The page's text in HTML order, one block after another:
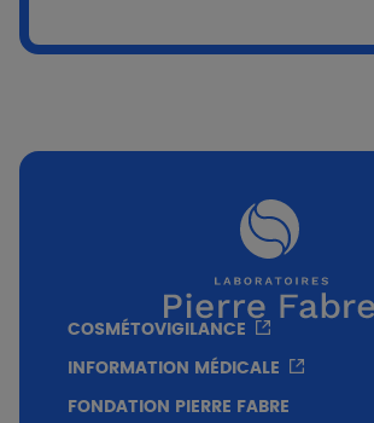
400ml16,70€
Sans savon, pH = 4,6.
COSMÉTOVIGILANCE
INFORMATION MÉDICALE
FONDATION PIERRE FABRE